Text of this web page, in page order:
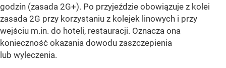
godzin (zasada 2G+). Po przyjeździe obowiązuje z kolei
zasada 2G przy korzystaniu z kolejek linowych i przy
wejściu m.in. do hoteli, restauracji. Oznacza ona
konieczność okazania dowodu zaszczepienia
lub wyleczenia.